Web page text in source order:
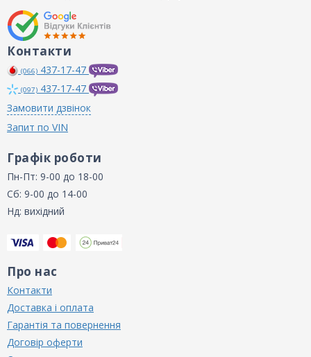
Контакти
(066) 437-17-47
(097) 437-17-47
Замовити дзвінок
Запит по VIN
Графік роботи
Пн-Пт: 9-00 до 18-00
Сб: 9-00 до 14-00
Нд: вихідний
Про нас
Контакти
Доставка і оплата
Гарантія та повернення
Договір оферти